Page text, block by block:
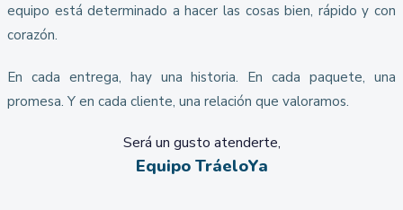
equipo está determinado a hacer las cosas bien, rápido y con
corazón.
En cada entrega, hay una historia. En cada paquete, una
promesa. Y en cada cliente, una relación que valoramos.
Será un gusto atenderte,
Equipo TráeloYa